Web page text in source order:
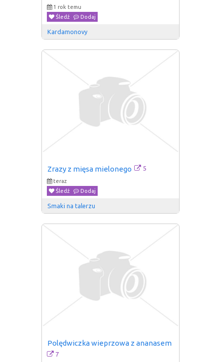
1 rok temu
Śledź
Dodaj
Kardamonovy
Zrazy z mięsa mielonego 5
teraz
Śledź
Dodaj
Smaki na talerzu
Polędwiczka wieprzowa z ananasem
7